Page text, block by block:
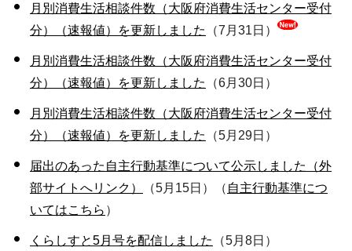
月別消費生活相談件数（大阪府消費生活センター受付
分）（速報値）を更新しました
（7月31日）
月別消費生活相談件数（大阪府消費生活センター受付
分）（速報値）を更新しました
（6月30日）
月別消費生活相談件数（大阪府消費生活センター受付
分）（速報値）を更新しました
（5月29日）
届出のあった自主行動基準について公示しました（外
部サイトへリンク）
（5月15日）（ 自主行動基準につ
いてはこちら ）
くらしすと5月号を配信しました （5月8日）